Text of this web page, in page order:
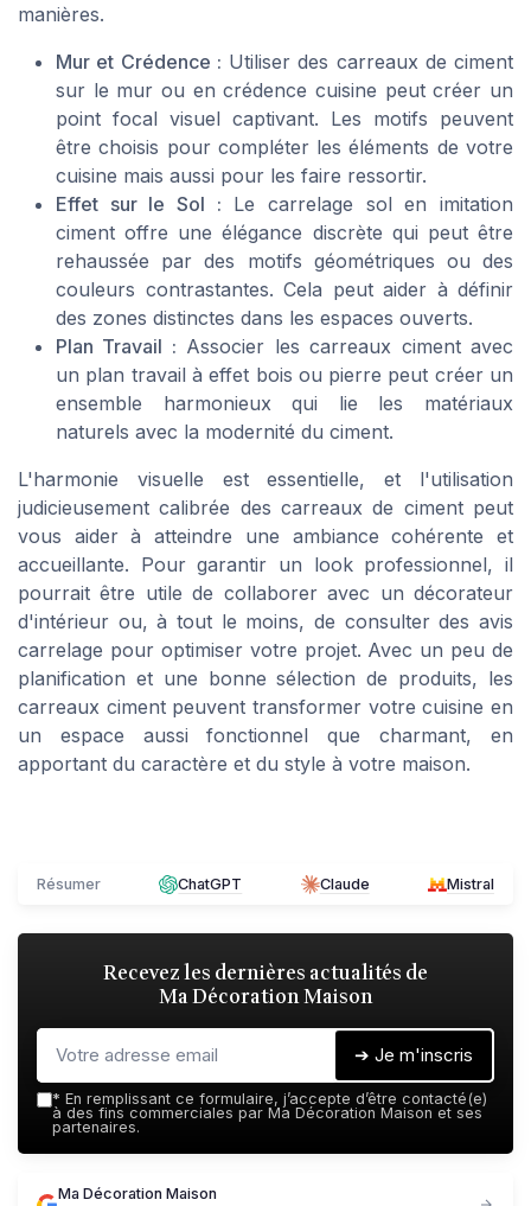
manières.
Mur et Crédence : Utiliser des carreaux de ciment
sur le mur ou en crédence cuisine peut créer un
point focal visuel captivant. Les motifs peuvent
être choisis pour compléter les éléments de votre
cuisine mais aussi pour les faire ressortir.
Effet sur le Sol : Le carrelage sol en imitation
ciment offre une élégance discrète qui peut être
rehaussée par des motifs géométriques ou des
couleurs contrastantes. Cela peut aider à définir
des zones distinctes dans les espaces ouverts.
Plan Travail : Associer les carreaux ciment avec
un plan travail à effet bois ou pierre peut créer un
ensemble harmonieux qui lie les matériaux
naturels avec la modernité du ciment.
L'harmonie visuelle est essentielle, et l'utilisation
judicieusement calibrée des carreaux de ciment peut
vous aider à atteindre une ambiance cohérente et
accueillante. Pour garantir un look professionnel, il
pourrait être utile de collaborer avec un décorateur
d'intérieur ou, à tout le moins, de consulter des avis
carrelage pour optimiser votre projet. Avec un peu de
planification et une bonne sélection de produits, les
carreaux ciment peuvent transformer votre cuisine en
un espace aussi fonctionnel que charmant, en
apportant du caractère et du style à votre maison.
Résumer ChatGPT Claude Mistral
Recevez les dernières actualités de
Ma Décoration Maison
➔ Je m'inscris
* En remplissant ce formulaire, j’accepte d’être contacté(e)
à des fins commerciales par Ma Décoration Maison et ses
partenaires.
Ma Décoration Maison